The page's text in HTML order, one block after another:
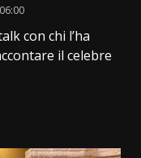
con chi l’ha
il celebre